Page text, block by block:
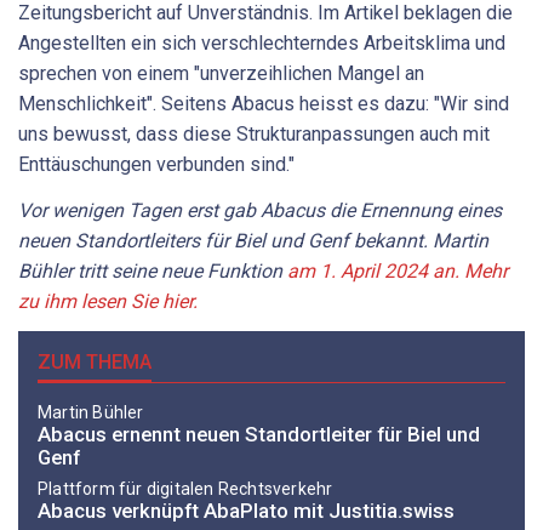
Zeitungsbericht auf Unverständnis. Im Artikel beklagen die
Angestellten ein sich verschlechterndes Arbeitsklima und
sprechen von einem "unverzeihlichen Mangel an
Menschlichkeit". Seitens Abacus heisst es dazu: "Wir sind
uns bewusst, dass diese Strukturanpassungen auch mit
Enttäuschungen verbunden sind."
Vor wenigen Tagen erst gab Abacus die Ernennung eines
neuen Standortleiters für Biel und Genf bekannt. Martin
Bühler tritt seine neue Funktion am 1. April 2024 an. Mehr
zu ihm lesen Sie hier.
ZUM THEMA
Martin Bühler
Abacus ernennt neuen Standortleiter für Biel und
Genf
Plattform für digitalen Rechtsverkehr
Abacus verknüpft AbaPlato mit Justitia.swiss